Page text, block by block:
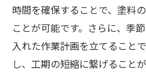
時間を確保することで、塗料
ことが可能です。さらに、季
入れた作業計画を立てること
し、工期の短縮に繋げること